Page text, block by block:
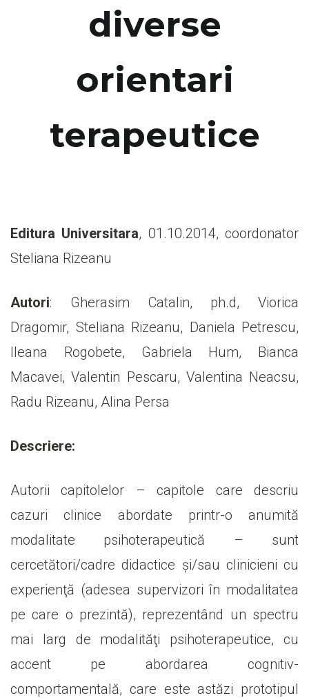
diverse
orientari
terapeutice
Editura Universitara, 01.10.2014, coordonator
Steliana Rizeanu
Autori: Gherasim Catalin, ph.d, Viorica
Dragomir, Steliana Rizeanu, Daniela Petrescu,
Ileana Rogobete, Gabriela Hum, Bianca
Macavei, Valentin Pescaru, Valentina Neacsu,
Radu Rizeanu, Alina Persa
Descriere:
Autorii capitolelor – capitole care descriu
cazuri clinice abordate printr-o anumită
modalitate psihoterapeutică – sunt
cercetători/cadre didactice şi/sau clinicieni cu
experienţă (adesea supervizori în modalitatea
pe care o prezintă), reprezentând un spectru
mai larg de modalităţi psihoterapeutice, cu
accent pe abordarea cognitiv-
comportamentală, care este astăzi prototipul